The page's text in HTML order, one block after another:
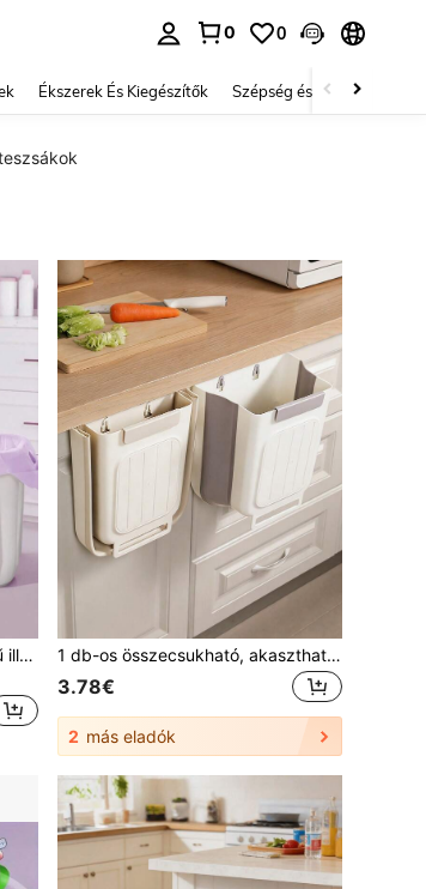
0 0
Ékszerek És Kiegészítők Szépség és egészség
5/40/50/100 db levendulaszínű illatos hordozózsák szupermarket és kiskerp üzlet csomagoláshoz, újrahasználható vásárlótáskák nagy kertekben, tartós nagy kapacitású bevásárlótáskák utazáshoz és tároláshoz
1 db-os összecsukható, akasztható szemetes, konyhaszekrény ajtajára alkalmas, falra akasztható, ételhulladékhoz használható, szemeteszsák-tartóként is használható, fürdőszobában, konyhaszekrényben, íróasztalfiókban, hálószobában és egyéb helyiségekben. Multifunkcionális fürdőszobai szemetes, szekrényre akasztható szemétgyűjtéshez, nem kell hajolni, autóban lévő hulladék gyűjtésére is használható, konyhába és otthoni környezetbe.
3.78€
2 más eladók